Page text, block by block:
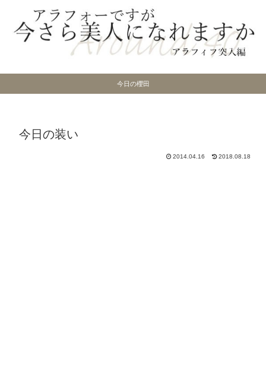
今日の櫻田
今日の装い
2014.04.16 2018.08.18